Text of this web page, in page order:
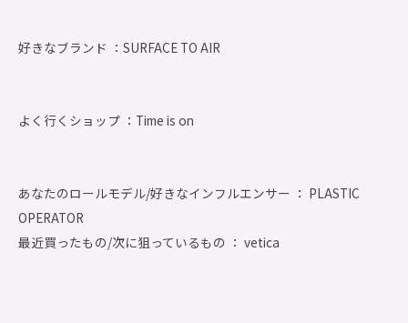
好きなブランド ： SURFACE TO AIR
よく行くショップ ： Time is on
あなたのロールモデル/好きなインフルエンサー ： PLASTIC
OPERATOR
最近買ったもの/次に狙っているもの ： vetica